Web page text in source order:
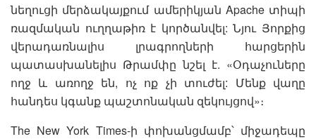
նեղուցի մերձակայքում ամերիկյան Apache տիպի
ռազմական ուղղաթիռ է կործանվել: Նյու Յորքից
վերադառնալիս լրագրողների հարցերին
պատասխանելիս Թրամփը նշել է. «Օդաչուները
ողջ և առողջ են, ոչ ոք չի տուժել: Մենք վաղը
հանդես կգանք պաշտոնական զեկույցով»։
The New York Times-ի փոխանցմամբ՝ միջադեպը